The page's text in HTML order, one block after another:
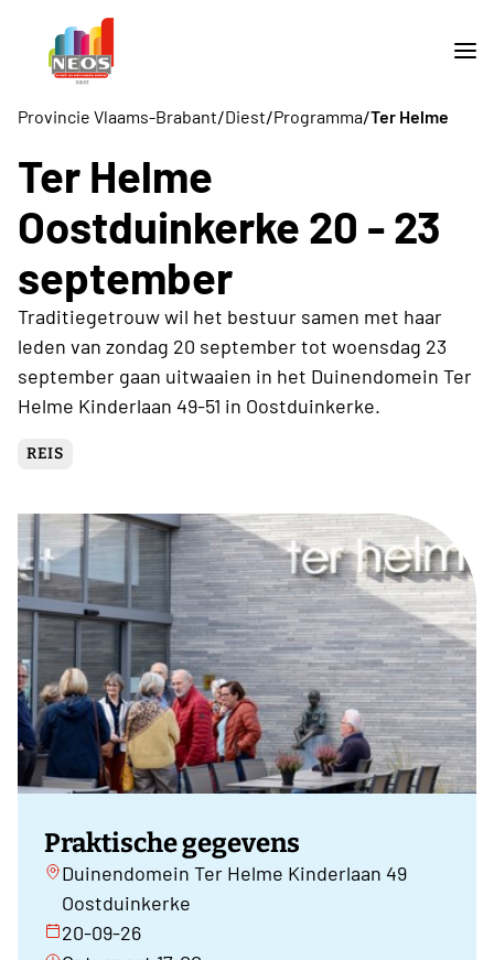
Provincie Vlaams-Brabant/Diest/Programma/Ter Helme
Ter Helme
Oostduinkerke 20 - 23
september
Traditiegetrouw wil het bestuur samen met haar
leden van zondag 20 september tot woensdag 23
september gaan uitwaaien in het Duinendomein Ter
Helme Kinderlaan 49-51 in Oostduinkerke.
REIS
Praktische gegevens
Duinendomein Ter Helme Kinderlaan 49
Oostduinkerke
20-09-26